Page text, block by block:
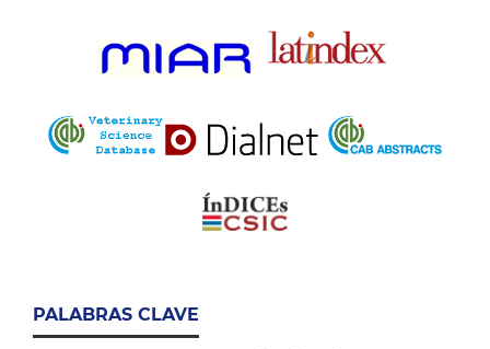
PALABRAS CLAVE